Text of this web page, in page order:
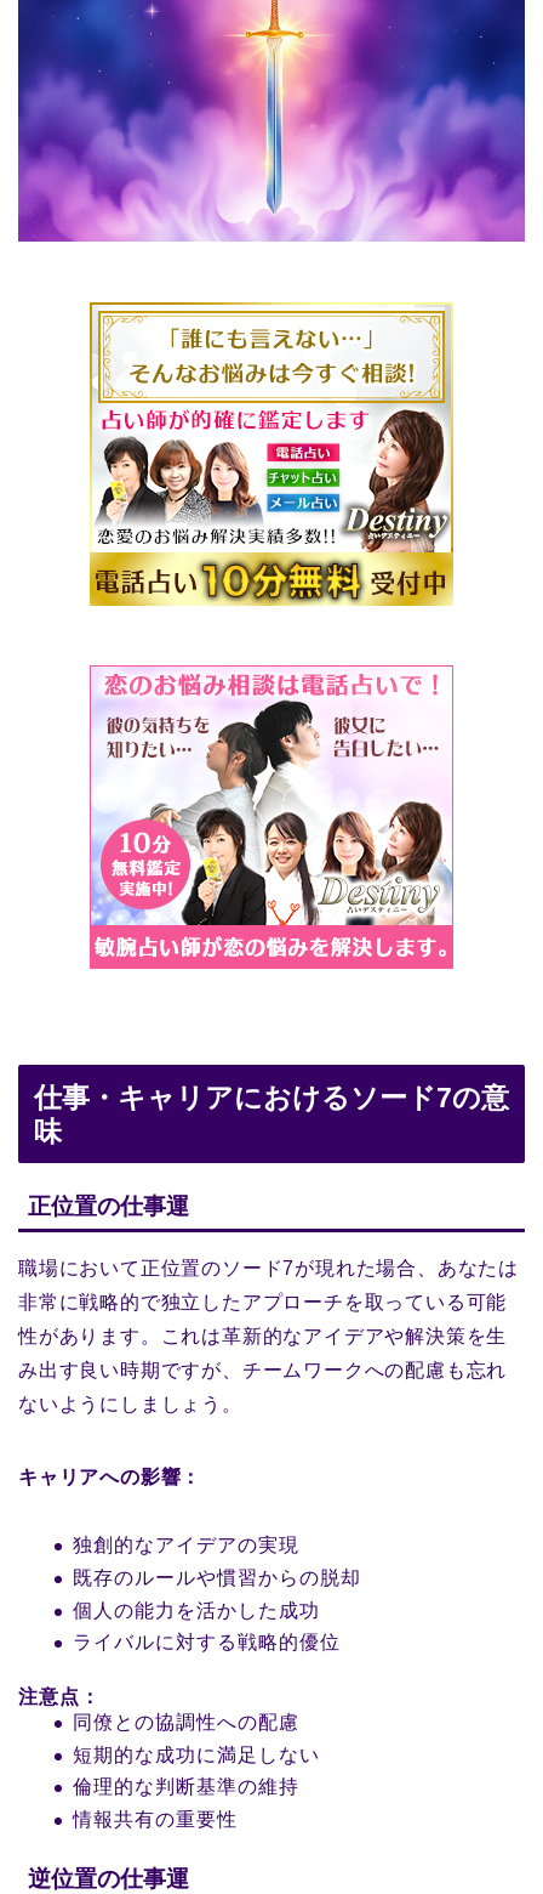
仕事・キャリアにおけるソード7の意
味
正位置の仕事運
職場において正位置のソード7が現れた場合、あなたは
非常に戦略的で独立したアプローチを取っている可能
性があります。これは革新的なアイデアや解決策を生
み出す良い時期ですが、チームワークへの配慮も忘れ
ないようにしましょう。
キャリアへの影響：
独創的なアイデアの実現
既存のルールや慣習からの脱却
個人の能力を活かした成功
ライバルに対する戦略的優位
注意点：
同僚との協調性への配慮
短期的な成功に満足しない
倫理的な判断基準の維持
情報共有の重要性
逆位置の仕事運